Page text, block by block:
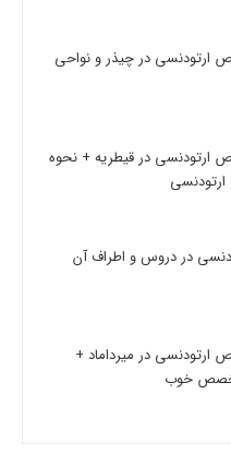
ارتودنسی در چیذر و نواحی
در قیطریه + نحوه
در دروس و اطراف آن
در میرداماد +
خوب